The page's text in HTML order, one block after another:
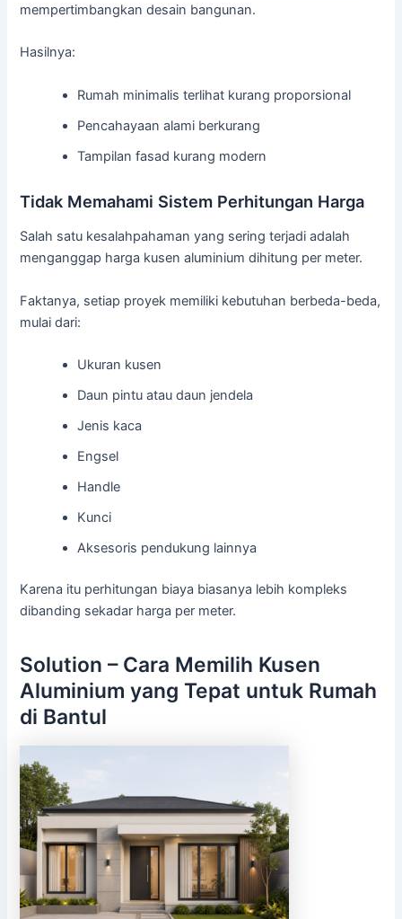
mempertimbangkan desain bangunan.
Hasilnya:
Rumah minimalis terlihat kurang proporsional
Pencahayaan alami berkurang
Tampilan fasad kurang modern
Tidak Memahami Sistem Perhitungan Harga
Salah satu kesalahpahaman yang sering terjadi adalah
menganggap harga kusen aluminium dihitung per meter.
Faktanya, setiap proyek memiliki kebutuhan berbeda-beda,
mulai dari:
Ukuran kusen
Daun pintu atau daun jendela
Jenis kaca
Engsel
Handle
Kunci
Aksesoris pendukung lainnya
Karena itu perhitungan biaya biasanya lebih kompleks
dibanding sekadar harga per meter.
Solution – Cara Memilih Kusen
Aluminium yang Tepat untuk Rumah
di Bantul